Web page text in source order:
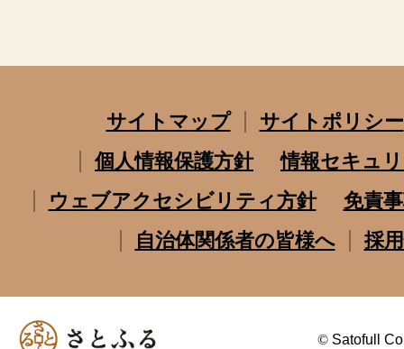
サイトマップ
サイトポリシー
個人情報保護方針
情報セキュ
ウェブアクセシビリティ方針
免責
自治体関係者の皆様へ
採
© Satofull